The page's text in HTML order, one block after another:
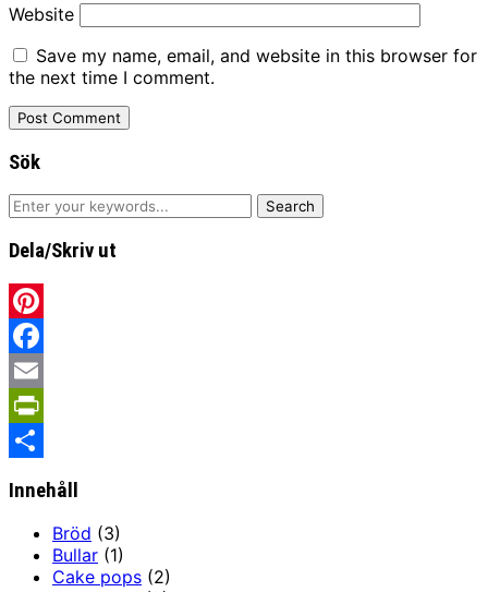
Website
Save my name, email, and website in this browser for
the next time I comment.
Sök
Dela/Skriv ut
Pinterest
Facebook
Email
PrintFriendly
Innehåll
Bröd (3)
Bullar (1)
Cake pops (2)